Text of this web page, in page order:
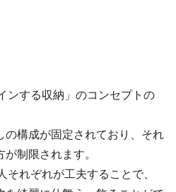
ンする収納」のコンセプトの
の構成が固定されており、それ
制限されます。
それぞれが工夫することで、